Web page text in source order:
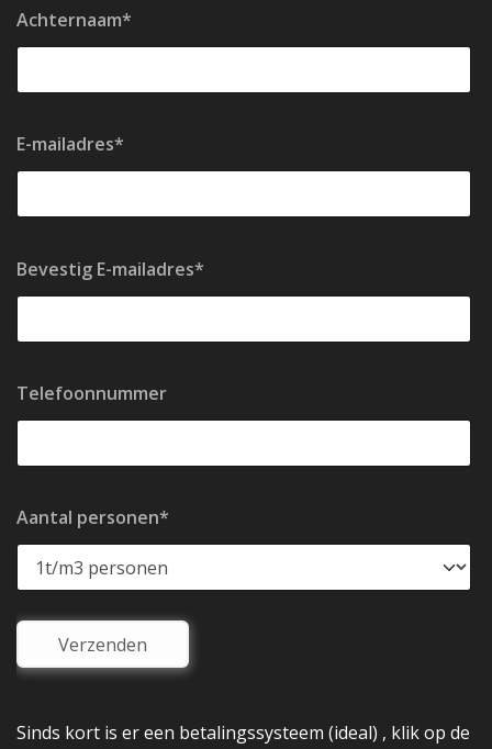
Achternaam*
E-mailadres*
Bevestig E-mailadres*
Telefoonnummer
Aantal personen*
Sinds kort is er een betalingssysteem (ideal) , klik op de